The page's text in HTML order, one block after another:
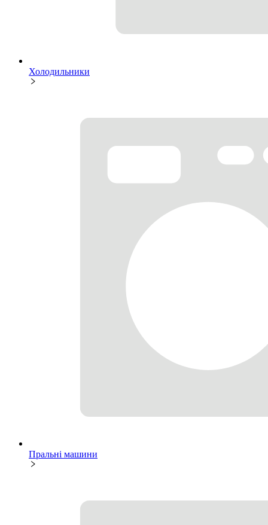
Холодильники
Пральні машини